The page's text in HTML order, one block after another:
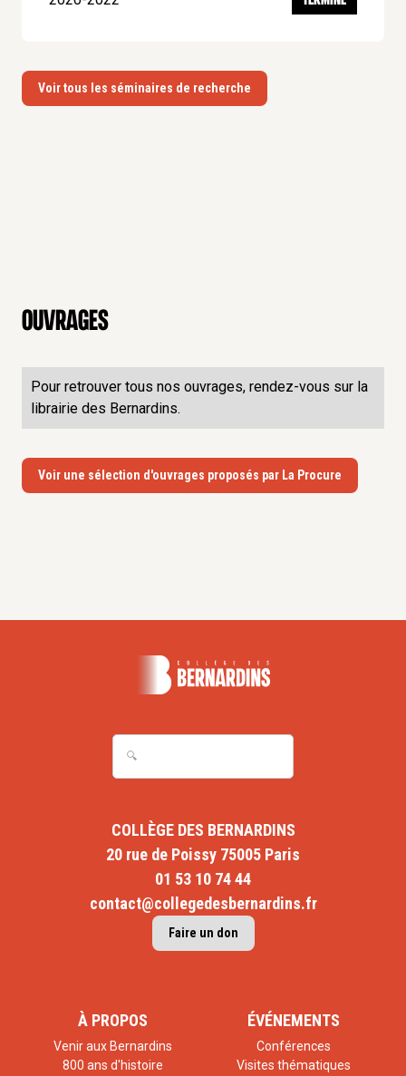
Voir tous les séminaires de recherche
Ouvrages
Pour retrouver tous nos ouvrages, rendez-vous sur la
librairie des Bernardins.
Voir une sélection d'ouvrages proposés par La Procure
COLLÈGE DES BERNARDINS
20 rue de Poissy 75005 Paris
01 53 10 74 44
contact@collegedesbernardins.fr
Faire un don
À PROPOS
Venir aux Bernardins
800 ans d'histoire
ÉVÉNEMENTS
Conférences
Visites thématiques